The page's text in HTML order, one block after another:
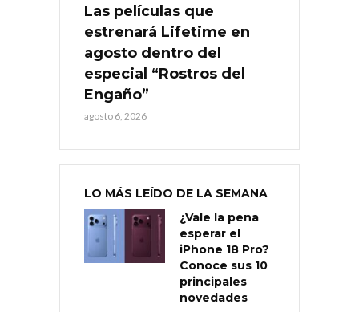
Las películas que
estrenará Lifetime en
agosto dentro del
especial “Rostros del
Engaño”
agosto 6, 2026
LO MÁS LEÍDO DE LA SEMANA
¿Vale la pena
esperar el
iPhone 18 Pro?
Conoce sus 10
principales
novedades